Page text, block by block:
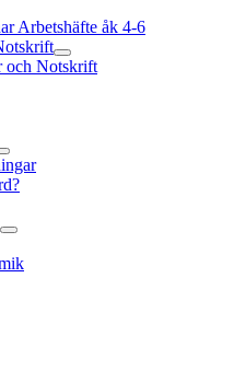
Arbetshäfte åk 4-6
och Notskrift